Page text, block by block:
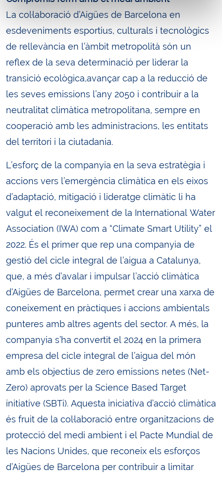
La col·laboració d’Aigües de Barcelona en
esdeveniments esportius, culturals i tecnològics
de rellevància en l’àmbit metropolità són un
reflex de la seva determinació per liderar la
transició ecològica,avançar cap a la reducció de
les seves emissions l’any 2050 i contribuir a la
neutralitat climàtica metropolitana, sempre en
cooperació amb les administracions, les entitats
del territori i la ciutadania.
L’esforç de la companyia en la seva estratègia i
accions vers l’emergència climàtica en els eixos
d’adaptació, mitigació i lideratge climàtic li ha
valgut el reconeixement de la International Water
Association (IWA) com a “Climate Smart Utility” el
2022. És el primer que rep una companyia de
gestió del cicle integral de l’aigua a Catalunya,
que, a més d’avalar i impulsar l’acció climàtica
d’Aigües de Barcelona, permet crear una xarxa de
coneixement en pràctiques i accions ambientals
punteres amb altres agents del sector. A més, la
companyia s’ha convertit el 2024 en la primera
empresa del cicle integral de l’aigua del món
amb els objectius de zero emissions netes (Net-
Zero) aprovats per la Science Based Target
initiative (SBTi). Aquesta iniciativa d’acció climàtica
és fruit de la col·laboració entre organitzacions de
protecció del medi ambient i el Pacte Mundial de
les Nacions Unides, que reconeix els esforços
d’Aigües de Barcelona per contribuir a limitar